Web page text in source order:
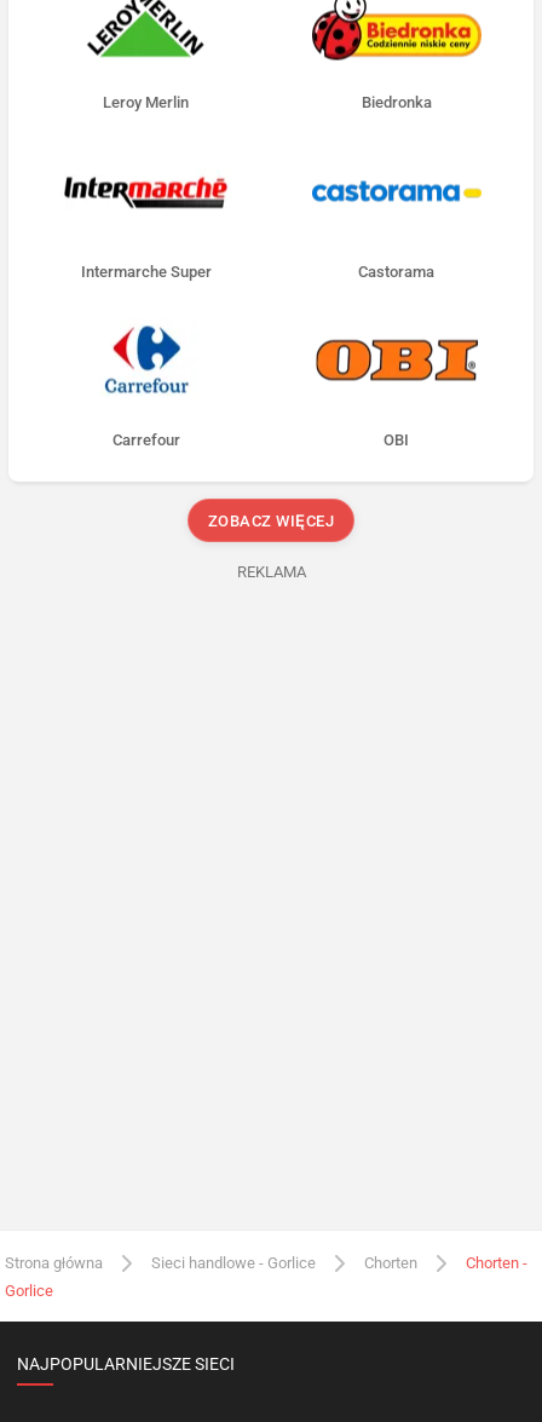
Leroy Merlin Biedronka
Intermarche Super Castorama
Carrefour OBI
ZOBACZ WIĘCEJ
REKLAMA
Strona główna Sieci handlowe - Gorlice Chorten
Chorten -
Gorlice
NAJPOPULARNIEJSZE SIECI